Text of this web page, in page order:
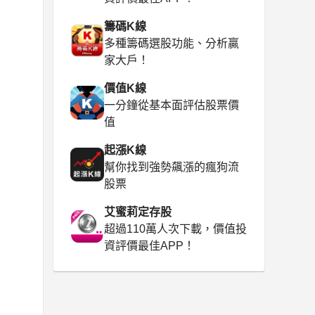
籌碼K線
多種籌碼選股功能、分析贏
家大戶！
價值K線
一分鐘從基本面評估股票價
值
起漲K線
幫你找到強勢飆漲的瘋狗流
股票
艾蜜莉定存股
超過110萬人次下載，價值投
資評價最佳APP！